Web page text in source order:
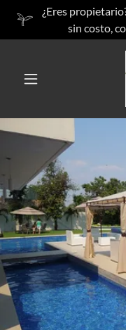
¿Eres
sin costo,